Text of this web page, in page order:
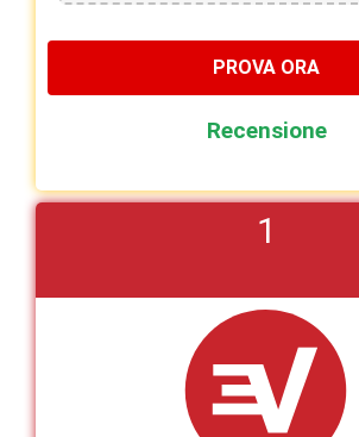
PROVA ORA
Recensione
1